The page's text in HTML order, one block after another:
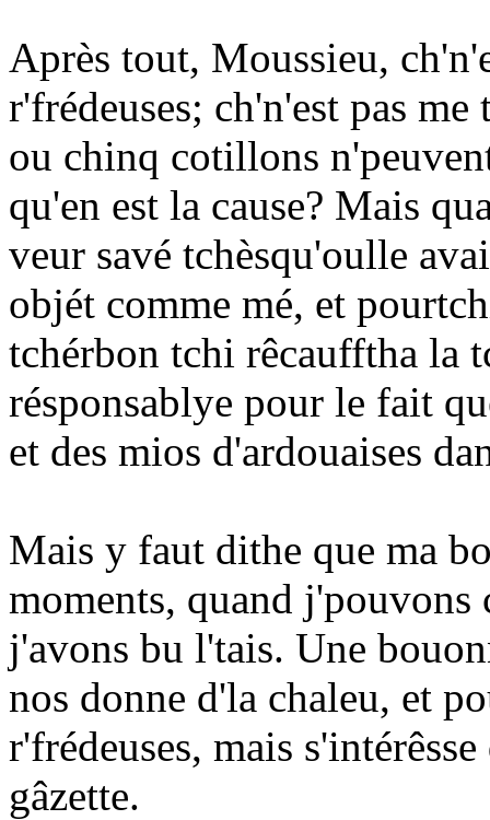
Après tout, Moussieu,
r'frédeuses; ch'n'est pas
ou chinq cotillons
qu'en est la cause? Mais
veur savé tchèsqu'oulle
objét comme mé, et
tchérbon tchi rêcaufftha la
résponsablye pour le fait
et des mios d'ardouaises
Mais y faut dithe que ma
moments, quand
j'avons bu l'tais. Une
nos donne d'la chaleu, et
r'frédeuses, mais
gâzette.